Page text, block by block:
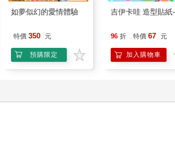
如夢似幻的愛情體驗
特價 350 元
預購限定
吉伊卡哇 造型貼紙
96 折 特價 67 元
加入購物車